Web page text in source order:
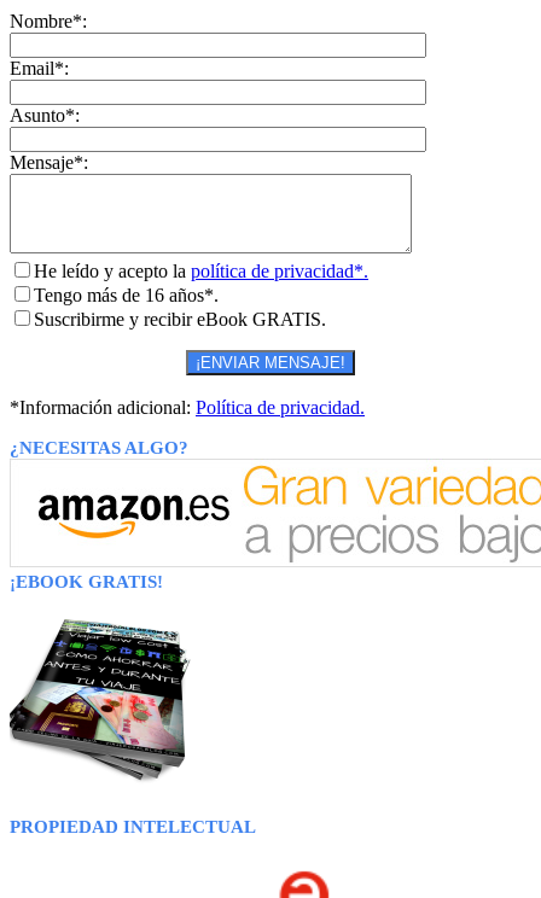
Nombre*:
Email*:
Asunto*:
Mensaje*:
He leído y acepto la política de privacidad*.
Tengo más de 16 años*.
Suscribirme y recibir eBook GRATIS.
*Información adicional: Política de privacidad.
¿NECESITAS ALGO?
¡EBOOK GRATIS!
PROPIEDAD INTELECTUAL